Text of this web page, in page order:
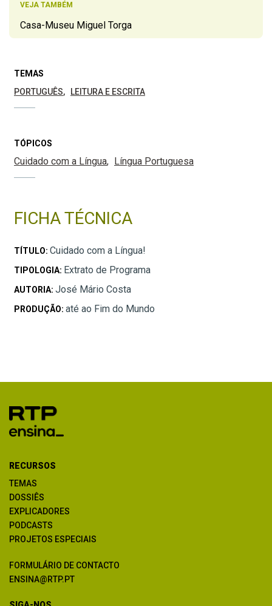
VEJA TAMBÉM
Casa-Museu Miguel Torga
TEMAS
PORTUGUÊS
LEITURA E ESCRITA
TÓPICOS
Cuidado com a Língua Língua Portuguesa
FICHA TÉCNICA
TÍTULO: Cuidado com a Língua!
TIPOLOGIA: Extrato de Programa
AUTORIA: José Mário Costa
PRODUÇÃO: até ao Fim do Mundo
RECURSOS
TEMAS
DOSSIÊS
EXPLICADORES
PODCASTS
PROJETOS ESPECIAIS
FORMULÁRIO DE CONTACTO
ENSINA@RTP.PT